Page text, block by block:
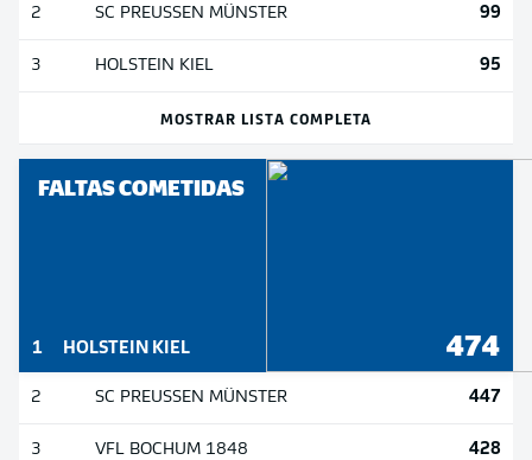
2 SC PREUSSEN MÜNSTER 99
3 HOLSTEIN KIEL 95
MOSTRAR LISTA COMPLETA
FALTAS COMETIDAS
1 HOLSTEIN KIEL 474
2 SC PREUSSEN MÜNSTER 447
3 VFL BOCHUM 1848 428